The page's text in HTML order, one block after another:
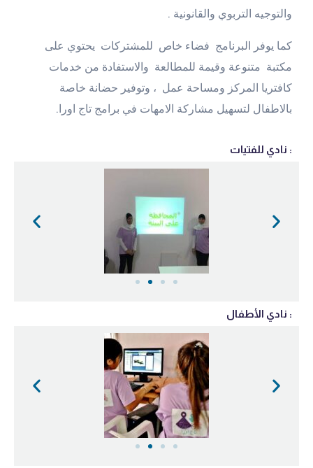
والتوجيه التربوي والقانونية .
كما يوفر البرنامج فضاء خاص للمشتركات يحتوي على
مكتبة متنوعة وقيمة للمطالعة والاستفادة من خدمات
كافتريا المركز ومساحة عمل ، وتوفير حضانة خاصة
بالاطفال لتسهيل مشاركة الامهات في برامج تاج اورا.
نادي للفتيات :
نادي الأطفال :